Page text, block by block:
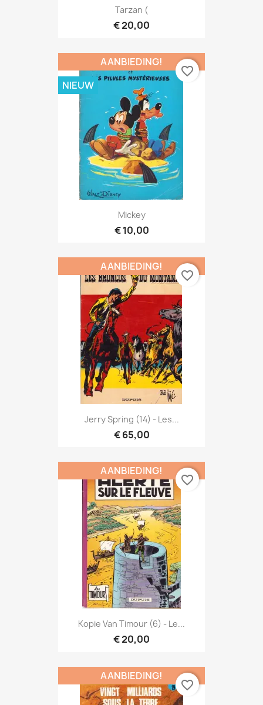
Tarzan (
€ 20,00
Mickey
€ 10,00
AANBIEDING!
NIEUW
favorite_border
Jerry Spring (14) - Les...
€ 65,00
AANBIEDING!
favorite_border
Kopie Van Timour (6) - Le...
€ 20,00
AANBIEDING!
favorite_border
AANBIEDING!
favorite_border